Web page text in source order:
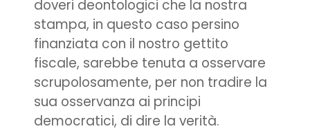
doveri deontologici che la nostra
stampa, in questo caso persino
finanziata con il nostro gettito
fiscale, sarebbe tenuta a osservare
scrupolosamente, per non tradire la
sua osservanza ai principi
democratici, di dire la verità.